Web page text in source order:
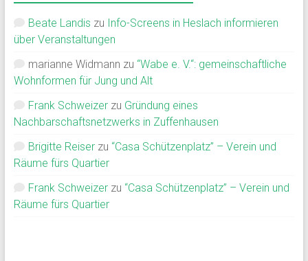
Beate Landis zu Info-Screens in Heslach informieren
über Veranstaltungen
marianne Widmann zu “Wabe e. V.“: gemeinschaftliche
Wohnformen für Jung und Alt
Frank Schweizerzu Gründung eines
Nachbarschaftsnetzwerks in Zuffenhausen
Brigitte Reiserzu “Casa Schützenplatz” – Verein und
Räume fürs Quartier
Frank Schweizerzu “Casa Schützenplatz” – Verein und
Räume fürs Quartier